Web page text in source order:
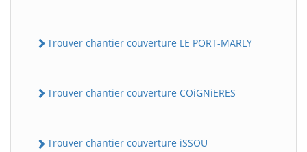
Trouver chantier couverture LE PORT-MARLY
Trouver chantier couverture COiGNiERES
Trouver chantier couverture iSSOU